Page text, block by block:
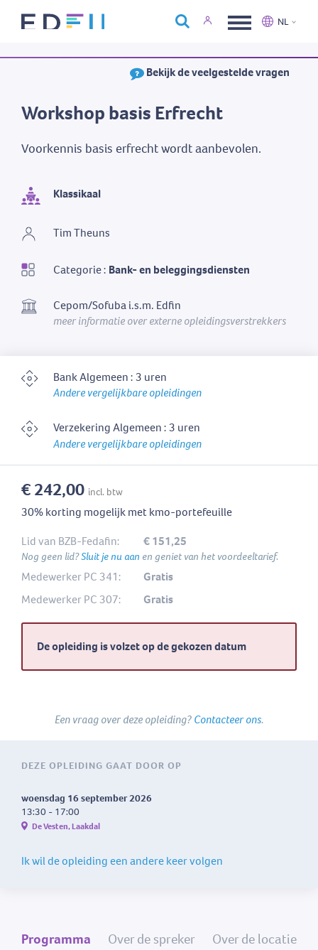
Over Edfin
Kalender
NL
Français
Bekijk de veelgestelde vragen
Klassikaal
Tim Theuns
Categorie : Bank- en beleggingsdiensten
Cepom/Sofuba i.s.m. Edfin
meer informatie over externe opleidingsverstrekkers
Workshop basis Erfrecht
Voorkennis basis erfrecht wordt aanbevolen.
Bank Algemeen : 3 uren
Andere vergelijkbare opleidingen
Verzekering Algemeen : 3 uren
Andere vergelijkbare opleidingen
€ 242,00 incl. btw
30% korting mogelijk met kmo-portefeuille
Lid van BZB-Fedafin:
€ 151,25
Nog geen lid?Sluit je nu aan en geniet van het voordeeltarief.
Medewerker PC 341:
Gratis
Medewerker PC 307:
Gratis
De opleiding is volzet op de gekozen datum
Een vraag over deze opleiding?Contacteer ons.
DEZE OPLEIDING GAAT DOOR OP
woensdag 16 september 2026
13:30 - 17:00
De Vesten, Laakdal
Ik wil de opleiding een andere keer volgen
Programma Over de spreker Over de locatie